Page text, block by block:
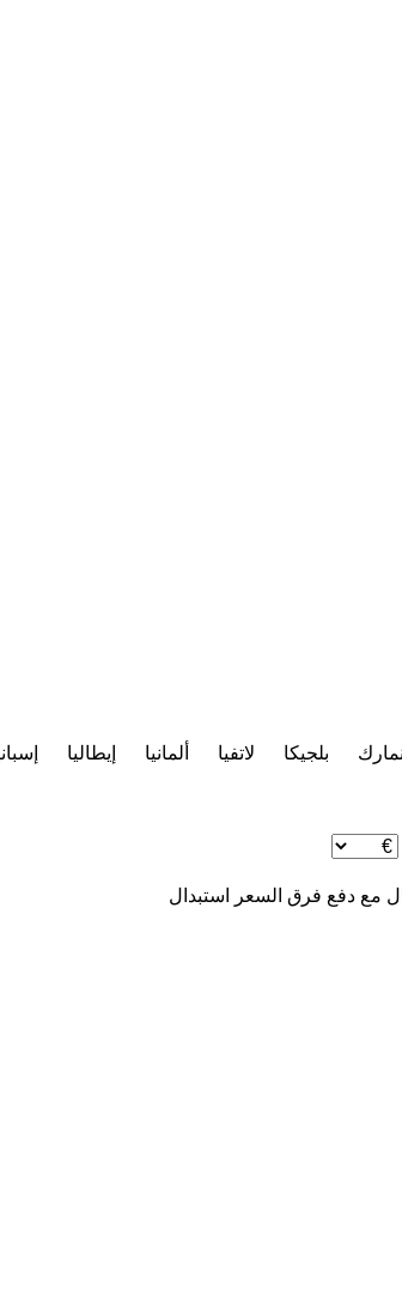
بلجيكا لاتفيا ألمانيا إيطاليا
مع دفع فرق السعر
استبدال